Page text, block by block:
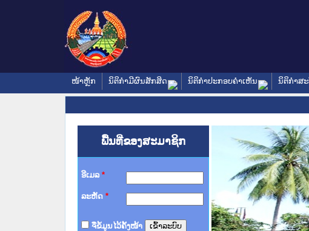
ໜ້າຫຼັກ ນິຕິກໍາມີຜົນສັກສິດ ນິຕິກໍາປະກອບຄໍາເຫັນ ນິຕິກໍາສະ
ພື້ນທີ່ຂອງສະມາຊິກ
ອີເມລ *
ລະຫັດ *
ຈື່ຂໍ້ມູນໄວ້ຄັ້ງໜ້າ